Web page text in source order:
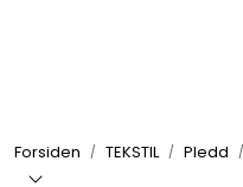
Forsiden TEKSTIL Pledd
UTEMILJØ